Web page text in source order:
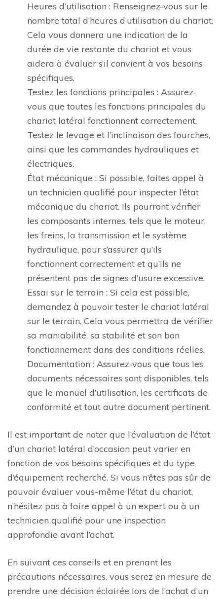
Heures d’utilisation : Renseignez-vous sur le
nombre total d’heures d’utilisation du chariot.
Cela vous donnera une indication de la
durée de vie restante du chariot et vous
aidera à évaluer s’il convient à vos besoins
spécifiques.
Testez les fonctions principales : Assurez-
vous que toutes les fonctions principales du
chariot latéral fonctionnent correctement.
Testez le levage et l’inclinaison des fourches,
ainsi que les commandes hydrauliques et
électriques.
État mécanique : Si possible, faites appel à
un technicien qualifié pour inspecter l’état
mécanique du chariot. Ils pourront vérifier
les composants internes, tels que le moteur,
les freins, la transmission et le système
hydraulique, pour s’assurer qu’ils
fonctionnent correctement et qu’ils ne
présentent pas de signes d’usure excessive.
Essai sur le terrain : Si cela est possible,
demandez à pouvoir tester le chariot latéral
sur le terrain. Cela vous permettra de vérifier
sa maniabilité, sa stabilité et son bon
fonctionnement dans des conditions réelles.
Documentation : Assurez-vous que tous les
documents nécessaires sont disponibles, tels
que le manuel d’utilisation, les certificats de
conformité et tout autre document pertinent.
Il est important de noter que l’évaluation de l’état
d’un chariot latéral d’occasion peut varier en
fonction de vos besoins spécifiques et du type
d’équipement recherché. Si vous n’êtes pas sûr de
pouvoir évaluer vous-même l’état du chariot,
n’hésitez pas à faire appel à un expert ou à un
technicien qualifié pour une inspection
approfondie avant l’achat.
En suivant ces conseils et en prenant les
précautions nécessaires, vous serez en mesure de
prendre une décision éclairée lors de l’achat d’un